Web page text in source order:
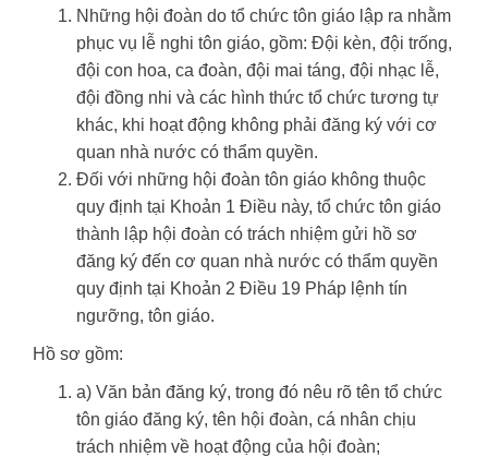
Những hội đoàn do tổ chức tôn giáo lập ra nhằm
phục vụ lễ nghi tôn giáo, gồm: Đội kèn, đội trống,
đội con hoa, ca đoàn, đội mai táng, đội nhạc lễ,
đội đồng nhi và các hình thức tổ chức tương tự
khác, khi hoạt động không phải đăng ký với cơ
quan nhà nước có thẩm quyền.
Đối với những hội đoàn tôn giáo không thuộc
quy định tại Khoản 1 Điều này, tổ chức tôn giáo
thành lập hội đoàn có trách nhiệm gửi hồ sơ
đăng ký đến cơ quan nhà nước có thẩm quyền
quy định tại Khoản 2 Điều 19 Pháp lệnh tín
ngưỡng, tôn giáo.
Hồ sơ gồm:
a) Văn bản đăng ký, trong đó nêu rõ tên tổ chức
tôn giáo đăng ký, tên hội đoàn, cá nhân chịu
trách nhiệm về hoạt động của hội đoàn;